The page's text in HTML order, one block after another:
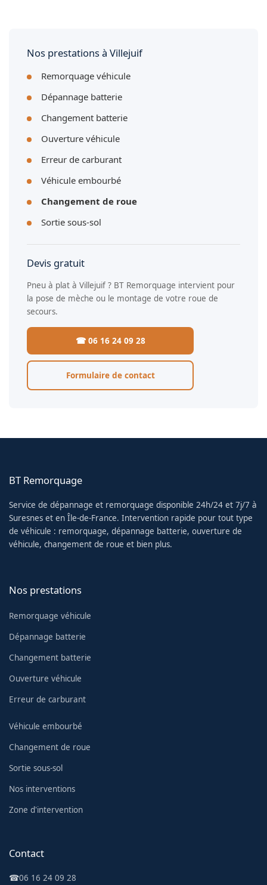
Nos prestations à Villejuif
Remorquage véhicule
Dépannage batterie
Changement batterie
Ouverture véhicule
Erreur de carburant
Véhicule embourbé
Changement de roue
Sortie sous-sol
Devis gratuit
Pneu à plat à Villejuif ? BT Remorquage intervient pour
la pose de mèche ou le montage de votre roue de
secours.
☎ 06 16 24 09 28
Formulaire de contact
BT Remorquage
Service de dépannage et remorquage disponible 24h/24 et 7j/7 à
Suresnes et en Île-de-France. Intervention rapide pour tout type
de véhicule : remorquage, dépannage batterie, ouverture de
véhicule, changement de roue et bien plus.
Nos prestations
Remorquage véhicule
Dépannage batterie
Changement batterie
Ouverture véhicule
Erreur de carburant
Véhicule embourbé
Changement de roue
Sortie sous-sol
Nos interventions
Zone d'intervention
Contact
☎06 16 24 09 28